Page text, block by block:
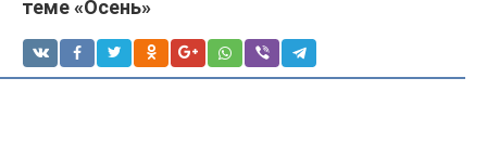
теме «Осень»